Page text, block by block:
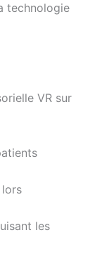
technologie
VR sur
les